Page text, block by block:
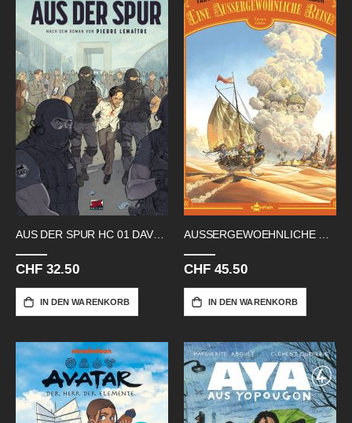
AUS DER SPUR HC 01 DAVOR
CHF 32.50
IN DEN WARENKORB
CHF 45.50
IN DEN WARENKORB